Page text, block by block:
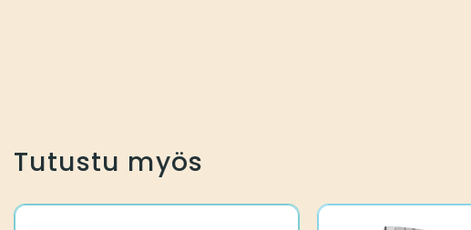
Tutustu myös